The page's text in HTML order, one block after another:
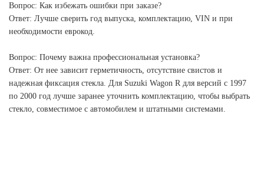
Вопрос: Как избежать ошибки при заказе?
Ответ: Лучше сверить год выпуска, комплектацию, VIN и при
необходимости еврокод.
Вопрос: Почему важна профессиональная установка?
Ответ: От нее зависит герметичность, отсутствие свистов и
надежная фиксация стекла. Для Suzuki Wagon R для версий с 1997
по 2000 год лучше заранее уточнить комплектацию, чтобы выбрать
стекло, совместимое с автомобилем и штатными системами.